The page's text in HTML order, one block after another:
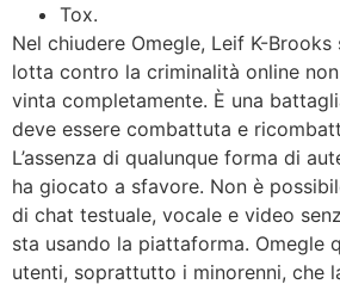
Tox.
Nel chiudere Omegle, Leif K-Brooks
lotta contro la criminalità online
vinta completamente. È una
deve essere combattuta e
L’assenza di qualunque forma di
ha giocato a sfavore. Non è
di chat testuale, vocale e video
sta usando la piattaforma. Omegle
utenti, soprattutto i minorenni, che